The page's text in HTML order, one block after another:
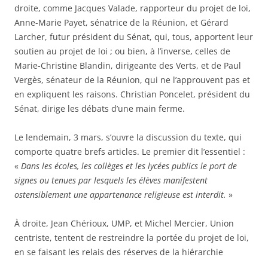
droite, comme Jacques Valade, rapporteur du projet de loi,
Anne-Marie Payet, sénatrice de la Réunion, et Gérard
Larcher, futur président du Sénat, qui, tous, apportent leur
soutien au projet de loi ; ou bien, à l’inverse, celles de
Marie-Christine Blandin, dirigeante des Verts, et de Paul
Vergès, sénateur de la Réunion, qui ne l’approuvent pas et
en expliquent les raisons. Christian Poncelet, président du
Sénat, dirige les débats d’une main ferme.
Le lendemain, 3 mars, s’ouvre la discussion du texte, qui
comporte quatre brefs articles. Le premier dit l’essentiel :
« Dans les écoles, les collèges et les lycées publics le port de
signes ou tenues par lesquels les élèves manifestent
ostensiblement une appartenance religieuse est interdit. »
À droite, Jean Chérioux, UMP, et Michel Mercier, Union
centriste, tentent de restreindre la portée du projet de loi,
en se faisant les relais des réserves de la hiérarchie